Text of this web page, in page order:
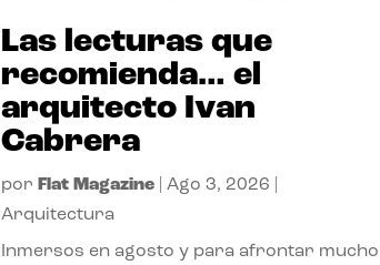
Las lecturas que
recomienda… el
arquitecto Ivan
Cabrera
por Flat Magazine |Ago 3, 2026
Arquitectura
Inmersos en agosto y para afrontar mucho